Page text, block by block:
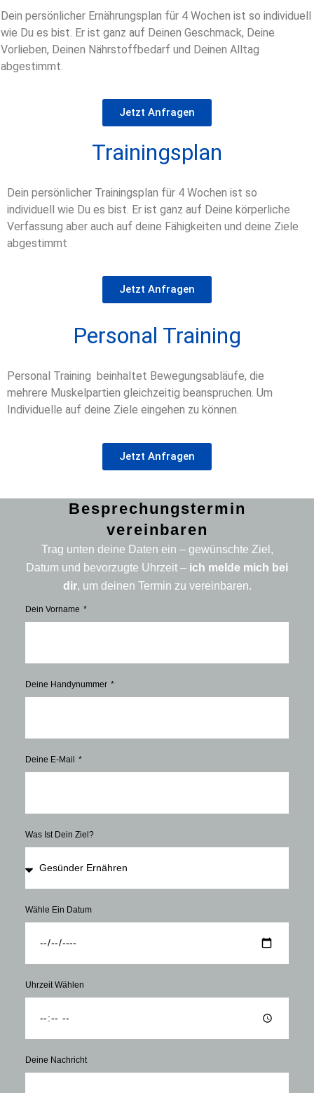
Dein persönlicher Ernährungsplan für 4 Wochen ist so individuell
wie Du es bist. Er ist ganz auf Deinen Geschmack, Deine
Vorlieben, Deinen Nährstoffbedarf und Deinen Alltag
abgestimmt.
Jetzt Anfragen
Trainingsplan
Dein persönlicher Trainingsplan für 4 Wochen ist so
individuell wie Du es bist. Er ist ganz auf Deine körperliche
Verfassung aber auch auf deine Fähigkeiten und deine Ziele
abgestimmt
Jetzt Anfragen
Personal Training
Personal Training beinhaltet Bewegungsabläufe, die
mehrere Muskelpartien gleichzeitig beanspruchen. Um
Individuelle auf deine Ziele eingehen zu können.
Jetzt Anfragen
Besprechungstermin
vereinbaren
Trag unten deine Daten ein – gewünschte Ziel,
Datum und bevorzugte Uhrzeit – ich melde mich bei
dir, um deinen Termin zu vereinbaren.
Dein Vorname
Deine Handynummer
Deine E-Mail
Was Ist Dein Ziel?
Wähle Ein Datum
Uhrzeit Wählen
Deine Nachricht